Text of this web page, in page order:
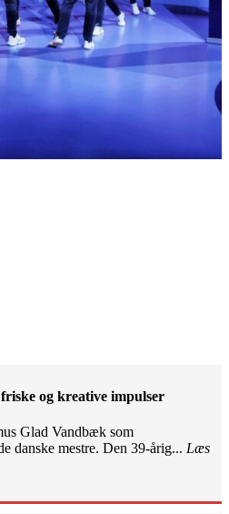
og kreative impulser
Glad Vandbæk som
danske mestre. Den 39-årig... Læs